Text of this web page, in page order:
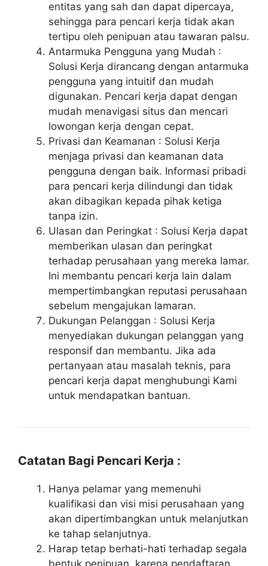
entitas yang sah dan dapat dipercaya,
sehingga para pencari kerja tidak akan
tertipu oleh penipuan atau tawaran palsu.
Antarmuka Pengguna yang Mudah :
Solusi Kerja dirancang dengan antarmuka
pengguna yang intuitif dan mudah
digunakan. Pencari kerja dapat dengan
mudah menavigasi situs dan mencari
lowongan kerja dengan cepat.
Privasi dan Keamanan : Solusi Kerja
menjaga privasi dan keamanan data
pengguna dengan baik. Informasi pribadi
para pencari kerja dilindungi dan tidak
akan dibagikan kepada pihak ketiga
tanpa izin.
Ulasan dan Peringkat : Solusi Kerja dapat
memberikan ulasan dan peringkat
terhadap perusahaan yang mereka lamar.
Ini membantu pencari kerja lain dalam
mempertimbangkan reputasi perusahaan
sebelum mengajukan lamaran.
Dukungan Pelanggan : Solusi Kerja
menyediakan dukungan pelanggan yang
responsif dan membantu. Jika ada
pertanyaan atau masalah teknis, para
pencari kerja dapat menghubungi Kami
untuk mendapatkan bantuan.
Catatan Bagi Pencari Kerja :
Hanya pelamar yang memenuhi
kualifikasi dan visi misi perusahaan yang
akan dipertimbangkan untuk melanjutkan
ke tahap selanjutnya.
Harap tetap berhati-hati terhadap segala